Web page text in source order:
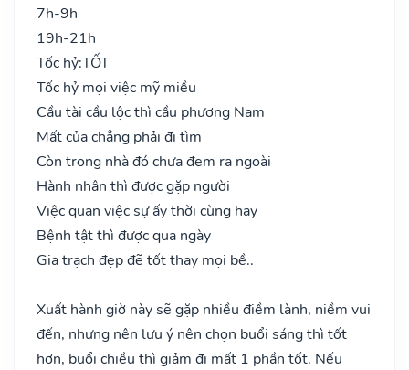
7h-9h
19h-21h
Tốc hỷ:TỐT
Tốc hỷ mọi việc mỹ miều
Cầu tài cầu lộc thì cầu phương Nam
Mất của chẳng phải đi tìm
Còn trong nhà đó chưa đem ra ngoài
Hành nhân thì được gặp người
Việc quan việc sự ấy thời cùng hay
Bệnh tật thì được qua ngày
Gia trạch đẹp đẽ tốt thay mọi bề..
Xuất hành giờ này sẽ gặp nhiều điềm lành, niềm vui
đến, nhưng nên lưu ý nên chọn buổi sáng thì tốt
hơn, buổi chiều thì giảm đi mất 1 phần tốt. Nếu